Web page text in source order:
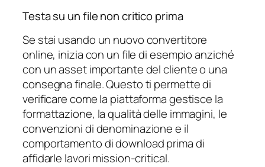
Testa su un file non critico prima
Se stai usando un nuovo convertitore
online, inizia con un file di esempio anziché
con un asset importante del cliente o una
consegna finale. Questo ti permette di
verificare come la piattaforma gestisce la
formattazione, la qualità delle immagini, le
convenzioni di denominazione e il
comportamento di download prima di
affidarle lavori mission-critical.